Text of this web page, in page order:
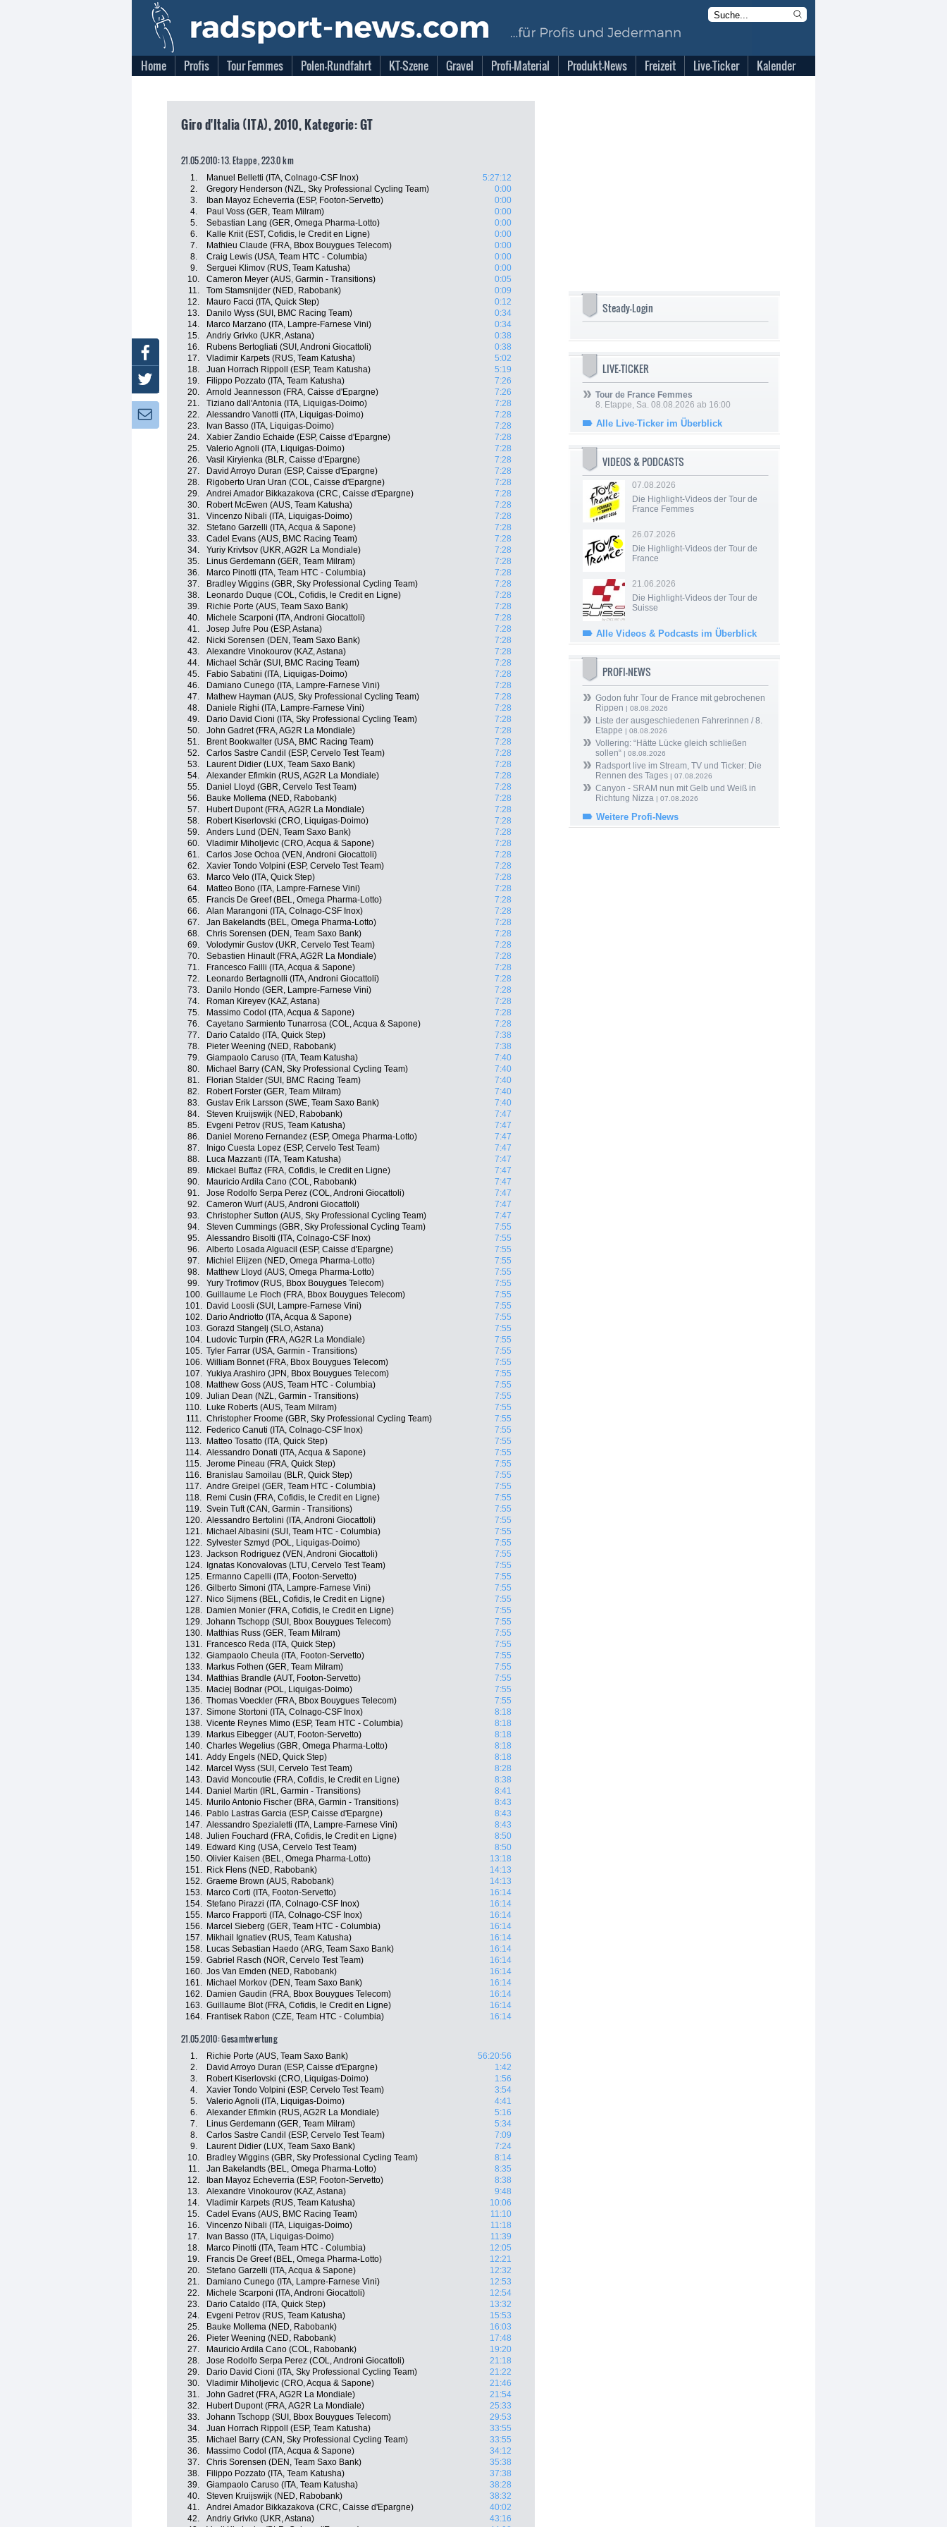
Home Profis Tour Femmes Polen-Rundfahrt KT-Szene Gravel Profi-Material Produkt-News Freizeit Live-Ticker Kalender
Giro d'Italia (ITA), 2010, Kategorie: GT
21.05.2010: 13. Etappe , 223.0 km
1. Manuel Belletti (ITA, Colnago-CSF Inox)
5:27:12
2.
Gregory Henderson (NZL, Sky Professional Cycling Team)
0:00
3.
Iban Mayoz Echeverria (ESP, Footon-Servetto)
0:00
4.
Paul Voss (GER, Team Milram)
0:00
5.
Sebastian Lang (GER, Omega Pharma-Lotto)
0:00
6.
Kalle Kriit (EST, Cofidis, le Credit en Ligne)
0:00
7.
Mathieu Claude (FRA, Bbox Bouygues Telecom)
0:00
8.
Craig Lewis (USA, Team HTC - Columbia)
0:00
9.
Serguei Klimov (RUS, Team Katusha)
0:00
10.
Cameron Meyer (AUS, Garmin - Transitions)
0:05
11.
Tom Stamsnijder (NED, Rabobank)
0:09
12.
Mauro Facci (ITA, Quick Step)
0:12
13.
Danilo Wyss (SUI, BMC Racing Team)
0:34
14.
Marco Marzano (ITA, Lampre-Farnese Vini)
0:34
15.
Andriy Grivko (UKR, Astana)
0:38
16.
Rubens Bertogliati (SUI, Androni Giocattoli)
0:38
17.
Vladimir Karpets (RUS, Team Katusha)
5:02
18.
Juan Horrach Rippoll (ESP, Team Katusha)
5:19
19.
Filippo Pozzato (ITA, Team Katusha)
7:26
20.
Arnold Jeannesson (FRA, Caisse d'Epargne)
7:26
21.
Tiziano dall'Antonia (ITA, Liquigas-Doimo)
7:28
22.
Alessandro Vanotti (ITA, Liquigas-Doimo)
7:28
23.
Ivan Basso (ITA, Liquigas-Doimo)
7:28
24.
Xabier Zandio Echaide (ESP, Caisse d'Epargne)
7:28
25.
Valerio Agnoli (ITA, Liquigas-Doimo)
7:28
26.
Vasil Kiryienka (BLR, Caisse d'Epargne)
7:28
27.
David Arroyo Duran (ESP, Caisse d'Epargne)
7:28
28.
Rigoberto Uran Uran (COL, Caisse d'Epargne)
7:28
29.
Andrei Amador Bikkazakova (CRC, Caisse d'Epargne)
7:28
30.
Robert McEwen (AUS, Team Katusha)
7:28
31.
Vincenzo Nibali (ITA, Liquigas-Doimo)
7:28
32.
Stefano Garzelli (ITA, Acqua & Sapone)
7:28
33.
Cadel Evans (AUS, BMC Racing Team)
7:28
34.
Yuriy Krivtsov (UKR, AG2R La Mondiale)
7:28
35.
Linus Gerdemann (GER, Team Milram)
7:28
36.
Marco Pinotti (ITA, Team HTC - Columbia)
7:28
37.
Bradley Wiggins (GBR, Sky Professional Cycling Team)
7:28
38.
Leonardo Duque (COL, Cofidis, le Credit en Ligne)
7:28
39.
Richie Porte (AUS, Team Saxo Bank)
7:28
40.
Michele Scarponi (ITA, Androni Giocattoli)
7:28
41.
Josep Jufre Pou (ESP, Astana)
7:28
42.
Nicki Sorensen (DEN, Team Saxo Bank)
7:28
43.
Alexandre Vinokourov (KAZ, Astana)
7:28
44.
Michael Schär (SUI, BMC Racing Team)
7:28
45.
Fabio Sabatini (ITA, Liquigas-Doimo)
7:28
46.
Damiano Cunego (ITA, Lampre-Farnese Vini)
7:28
47.
Mathew Hayman (AUS, Sky Professional Cycling Team)
7:28
48.
Daniele Righi (ITA, Lampre-Farnese Vini)
7:28
49.
Dario David Cioni (ITA, Sky Professional Cycling Team)
7:28
50.
John Gadret (FRA, AG2R La Mondiale)
7:28
51.
Brent Bookwalter (USA, BMC Racing Team)
7:28
52.
Carlos Sastre Candil (ESP, Cervelo Test Team)
7:28
53.
Laurent Didier (LUX, Team Saxo Bank)
7:28
54.
Alexander Efimkin (RUS, AG2R La Mondiale)
7:28
55.
Daniel Lloyd (GBR, Cervelo Test Team)
7:28
56.
Bauke Mollema (NED, Rabobank)
7:28
57.
Hubert Dupont (FRA, AG2R La Mondiale)
7:28
58.
Robert Kiserlovski (CRO, Liquigas-Doimo)
7:28
59.
Anders Lund (DEN, Team Saxo Bank)
7:28
60.
Vladimir Miholjevic (CRO, Acqua & Sapone)
7:28
61.
Carlos Jose Ochoa (VEN, Androni Giocattoli)
7:28
62.
Xavier Tondo Volpini (ESP, Cervelo Test Team)
7:28
63.
Marco Velo (ITA, Quick Step)
7:28
64.
Matteo Bono (ITA, Lampre-Farnese Vini)
7:28
65.
Francis De Greef (BEL, Omega Pharma-Lotto)
7:28
66.
Alan Marangoni (ITA, Colnago-CSF Inox)
7:28
67.
Jan Bakelandts (BEL, Omega Pharma-Lotto)
7:28
68.
Chris Sorensen (DEN, Team Saxo Bank)
7:28
69.
Volodymir Gustov (UKR, Cervelo Test Team)
7:28
70.
Sebastien Hinault (FRA, AG2R La Mondiale)
7:28
71.
Francesco Failli (ITA, Acqua & Sapone)
7:28
72.
Leonardo Bertagnolli (ITA, Androni Giocattoli)
7:28
73.
Danilo Hondo (GER, Lampre-Farnese Vini)
7:28
74.
Roman Kireyev (KAZ, Astana)
7:28
75.
Massimo Codol (ITA, Acqua & Sapone)
7:28
76.
Cayetano Sarmiento Tunarrosa (COL, Acqua & Sapone)
7:28
77.
Dario Cataldo (ITA, Quick Step)
7:38
78.
Pieter Weening (NED, Rabobank)
7:38
79.
Giampaolo Caruso (ITA, Team Katusha)
7:40
80.
Michael Barry (CAN, Sky Professional Cycling Team)
7:40
81.
Florian Stalder (SUI, BMC Racing Team)
7:40
82.
Robert Forster (GER, Team Milram)
7:40
83.
Gustav Erik Larsson (SWE, Team Saxo Bank)
7:40
84.
Steven Kruijswijk (NED, Rabobank)
7:47
85.
Evgeni Petrov (RUS, Team Katusha)
7:47
86.
Daniel Moreno Fernandez (ESP, Omega Pharma-Lotto)
7:47
87.
Inigo Cuesta Lopez (ESP, Cervelo Test Team)
7:47
88.
Luca Mazzanti (ITA, Team Katusha)
7:47
89.
Mickael Buffaz (FRA, Cofidis, le Credit en Ligne)
7:47
90.
Mauricio Ardila Cano (COL, Rabobank)
7:47
91.
Jose Rodolfo Serpa Perez (COL, Androni Giocattoli)
7:47
92.
Cameron Wurf (AUS, Androni Giocattoli)
7:47
93.
Christopher Sutton (AUS, Sky Professional Cycling Team)
7:47
94.
Steven Cummings (GBR, Sky Professional Cycling Team)
7:55
95.
Alessandro Bisolti (ITA, Colnago-CSF Inox)
7:55
96.
Alberto Losada Alguacil (ESP, Caisse d'Epargne)
7:55
97.
Michiel Elijzen (NED, Omega Pharma-Lotto)
7:55
98.
Matthew Lloyd (AUS, Omega Pharma-Lotto)
7:55
99.
Yury Trofimov (RUS, Bbox Bouygues Telecom)
7:55
100. Guillaume Le Floch (FRA, Bbox Bouygues Telecom)
7:55
101.
David Loosli (SUI, Lampre-Farnese Vini)
7:55
102.
Dario Andriotto (ITA, Acqua & Sapone)
7:55
103. Gorazd Stangelj (SLO, Astana)
7:55
104.
Ludovic Turpin (FRA, AG2R La Mondiale)
7:55
105. Tyler Farrar (USA, Garmin - Transitions)
7:55
106. William Bonnet (FRA, Bbox Bouygues Telecom)
7:55
107. Yukiya Arashiro (JPN, Bbox Bouygues Telecom)
7:55
108.
Matthew Goss (AUS, Team HTC - Columbia)
7:55
109. Julian Dean (NZL, Garmin - Transitions)
7:55
110.
Luke Roberts (AUS, Team Milram)
7:55
111. Christopher Froome (GBR, Sky Professional Cycling Team)
7:55
112.
Federico Canuti (ITA, Colnago-CSF Inox)
7:55
113.
Matteo Tosatto (ITA, Quick Step)
7:55
114. Alessandro Donati (ITA, Acqua & Sapone)
7:55
115. Jerome Pineau (FRA, Quick Step)
7:55
116.
Branislau Samoilau (BLR, Quick Step)
7:55
117. Andre Greipel (GER, Team HTC - Columbia)
7:55
118.
Remi Cusin (FRA, Cofidis, le Credit en Ligne)
7:55
119. Svein Tuft (CAN, Garmin - Transitions)
7:55
120. Alessandro Bertolini (ITA, Androni Giocattoli)
7:55
121.
Michael Albasini (SUI, Team HTC - Columbia)
7:55
122. Sylvester Szmyd (POL, Liquigas-Doimo)
7:55
123. Jackson Rodriguez (VEN, Androni Giocattoli)
7:55
124.
Ignatas Konovalovas (LTU, Cervelo Test Team)
7:55
125.
Ermanno Capelli (ITA, Footon-Servetto)
7:55
126. Gilberto Simoni (ITA, Lampre-Farnese Vini)
7:55
127.
Nico Sijmens (BEL, Cofidis, le Credit en Ligne)
7:55
128.
Damien Monier (FRA, Cofidis, le Credit en Ligne)
7:55
129. Johann Tschopp (SUI, Bbox Bouygues Telecom)
7:55
130.
Matthias Russ (GER, Team Milram)
7:55
131.
Francesco Reda (ITA, Quick Step)
7:55
132. Giampaolo Cheula (ITA, Footon-Servetto)
7:55
133.
Markus Fothen (GER, Team Milram)
7:55
134.
Matthias Brandle (AUT, Footon-Servetto)
7:55
135.
Maciej Bodnar (POL, Liquigas-Doimo)
7:55
136. Thomas Voeckler (FRA, Bbox Bouygues Telecom)
7:55
137. Simone Stortoni (ITA, Colnago-CSF Inox)
8:18
138. Vicente Reynes Mimo (ESP, Team HTC - Columbia)
8:18
139.
Markus Eibegger (AUT, Footon-Servetto)
8:18
140. Charles Wegelius (GBR, Omega Pharma-Lotto)
8:18
141. Addy Engels (NED, Quick Step)
8:18
142.
Marcel Wyss (SUI, Cervelo Test Team)
8:28
143.
David Moncoutie (FRA, Cofidis, le Credit en Ligne)
8:38
144.
Daniel Martin (IRL, Garmin - Transitions)
8:41
145.
Murilo Antonio Fischer (BRA, Garmin - Transitions)
8:43
146.
Pablo Lastras Garcia (ESP, Caisse d'Epargne)
8:43
147. Alessandro Spezialetti (ITA, Lampre-Farnese Vini)
8:43
148. Julien Fouchard (FRA, Cofidis, le Credit en Ligne)
8:50
149.
Edward King (USA, Cervelo Test Team)
8:50
150. Olivier Kaisen (BEL, Omega Pharma-Lotto)
13:18
151.
Rick Flens (NED, Rabobank)
14:13
152. Graeme Brown (AUS, Rabobank)
14:13
153.
Marco Corti (ITA, Footon-Servetto)
16:14
154. Stefano Pirazzi (ITA, Colnago-CSF Inox)
16:14
155.
Marco Frapporti (ITA, Colnago-CSF Inox)
16:14
156.
Marcel Sieberg (GER, Team HTC - Columbia)
16:14
157.
Mikhail Ignatiev (RUS, Team Katusha)
16:14
158.
Lucas Sebastian Haedo (ARG, Team Saxo Bank)
16:14
159. Gabriel Rasch (NOR, Cervelo Test Team)
16:14
160. Jos Van Emden (NED, Rabobank)
16:14
161.
Michael Morkov (DEN, Team Saxo Bank)
16:14
162.
Damien Gaudin (FRA, Bbox Bouygues Telecom)
16:14
163. Guillaume Blot (FRA, Cofidis, le Credit en Ligne)
16:14
164.
Frantisek Rabon (CZE, Team HTC - Columbia) 16:14
21.05.2010: Gesamtwertung
1. Richie Porte (AUS, Team Saxo Bank)
56:20:56
2.
David Arroyo Duran (ESP, Caisse d'Epargne)
1:42
3.
Robert Kiserlovski (CRO, Liquigas-Doimo)
1:56
4.
Xavier Tondo Volpini (ESP, Cervelo Test Team)
3:54
5.
Valerio Agnoli (ITA, Liquigas-Doimo)
4:41
6.
Alexander Efimkin (RUS, AG2R La Mondiale)
5:16
7.
Linus Gerdemann (GER, Team Milram)
5:34
8.
Carlos Sastre Candil (ESP, Cervelo Test Team)
7:09
9.
Laurent Didier (LUX, Team Saxo Bank)
7:24
10.
Bradley Wiggins (GBR, Sky Professional Cycling Team)
8:14
11.
Jan Bakelandts (BEL, Omega Pharma-Lotto)
8:35
12.
Iban Mayoz Echeverria (ESP, Footon-Servetto)
8:38
13.
Alexandre Vinokourov (KAZ, Astana)
9:48
14.
Vladimir Karpets (RUS, Team Katusha)
10:06
15.
Cadel Evans (AUS, BMC Racing Team)
11:10
16.
Vincenzo Nibali (ITA, Liquigas-Doimo)
11:18
17.
Ivan Basso (ITA, Liquigas-Doimo)
11:39
18.
Marco Pinotti (ITA, Team HTC - Columbia)
12:05
19.
Francis De Greef (BEL, Omega Pharma-Lotto)
12:21
20.
Stefano Garzelli (ITA, Acqua & Sapone)
12:32
21.
Damiano Cunego (ITA, Lampre-Farnese Vini)
12:53
22.
Michele Scarponi (ITA, Androni Giocattoli)
12:54
23.
Dario Cataldo (ITA, Quick Step)
13:32
24.
Evgeni Petrov (RUS, Team Katusha)
15:53
25.
Bauke Mollema (NED, Rabobank)
16:03
26.
Pieter Weening (NED, Rabobank)
17:48
27.
Mauricio Ardila Cano (COL, Rabobank)
19:20
28.
Jose Rodolfo Serpa Perez (COL, Androni Giocattoli)
21:18
29.
Dario David Cioni (ITA, Sky Professional Cycling Team)
21:22
30.
Vladimir Miholjevic (CRO, Acqua & Sapone)
21:46
31.
John Gadret (FRA, AG2R La Mondiale)
21:54
32.
Hubert Dupont (FRA, AG2R La Mondiale)
25:33
33.
Johann Tschopp (SUI, Bbox Bouygues Telecom)
29:53
34.
Juan Horrach Rippoll (ESP, Team Katusha)
33:55
35.
Michael Barry (CAN, Sky Professional Cycling Team)
33:55
36.
Massimo Codol (ITA, Acqua & Sapone)
34:12
37.
Chris Sorensen (DEN, Team Saxo Bank)
35:38
38.
Filippo Pozzato (ITA, Team Katusha)
37:38
39.
Giampaolo Caruso (ITA, Team Katusha)
38:28
40.
Steven Kruijswijk (NED, Rabobank)
38:32
41.
Andrei Amador Bikkazakova (CRC, Caisse d'Epargne)
40:02
42.
Andriy Grivko (UKR, Astana)
43:16
Steady-Login
LIVE-TICKER
Tour de France Femmes
8. Etappe, Sa. 08.08.2026 ab 16:00
Alle Live-Ticker im Überblick
VIDEOS & PODCASTS
07.08.2026
Die Highlight-Videos der Tour de
France Femmes
26.07.2026
Die Highlight-Videos der Tour de
France
21.06.2026
Die Highlight-Videos der Tour de
Suisse
Alle Videos & Podcasts im Überblick
PROFI-NEWS
Godon fuhr Tour de France mit gebrochenen
Rippen | 08.08.2026
Liste der ausgeschiedenen Fahrerinnen / 8.
Etappe | 08.08.2026
Vollering: “Hätte Lücke gleich schließen
sollen“ | 08.08.2026
Radsport live im Stream, TV und Ticker: Die
Rennen des Tages | 07.08.2026
Canyon - SRAM nun mit Gelb und Weiß in
Richtung Nizza | 07.08.2026
Weitere Profi-News
Facebook
Twitter
Newsletter: